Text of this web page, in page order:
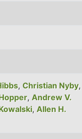
, Christian Nyby,
, Andrew V.
, Allen H.